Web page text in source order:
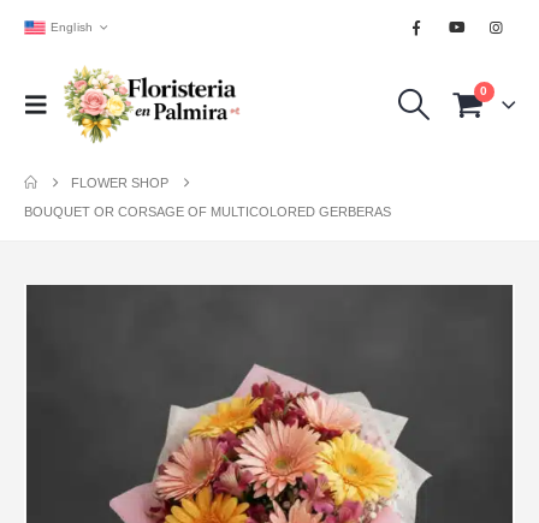
English
0
FLOWER SHOP
BOUQUET OR CORSAGE OF MULTICOLORED GERBERAS